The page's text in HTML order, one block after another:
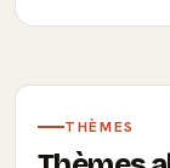
THÈMES